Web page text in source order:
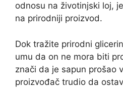
odnosu na životinjski loj,
na prirodniji proizvod.
Dok tražite prirodni
umu da on ne mora biti
znači da je sapun prošao
proizvođač trudio da